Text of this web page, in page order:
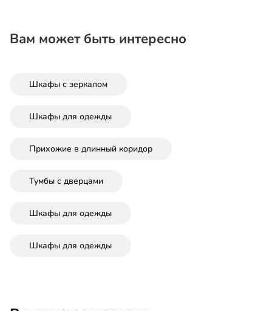
Вам может быть интересно
Шкафы с зеркалом
Шкафы для одежды
Прихожие в длинный коридор
Тумбы с дверцами
Шкафы для одежды
Шкафы для одежды